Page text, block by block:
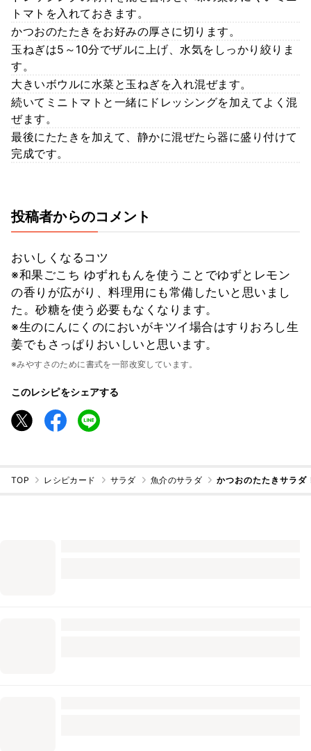
トマトを入れておきます。
かつおのたたきをお好みの厚さに切ります。
玉ねぎは5～10分でザルに上げ、水気をしっかり絞りま
す。
大きいボウルに水菜と玉ねぎを入れ混ぜます。
続いてミニトマトと一緒にドレッシングを加えてよく混
ぜます。
最後にたたきを加えて、静かに混ぜたら器に盛り付けて
完成です。
投稿者からのコメント
おいしくなるコツ
※和果ごこち ゆずれもんを使うことでゆずとレモン
の香りが広がり、料理用にも常備したいと思いまし
た。砂糖を使う必要もなくなります。
※生のにんにくのにおいがキツイ場合はすりおろし生
姜でもさっぱりおいしいと思います。
※みやすさのために書式を一部改変しています。
このレシピをシェアする
TOP レシピカード サラダ 魚介のサラダ かつおのたたきサラダ